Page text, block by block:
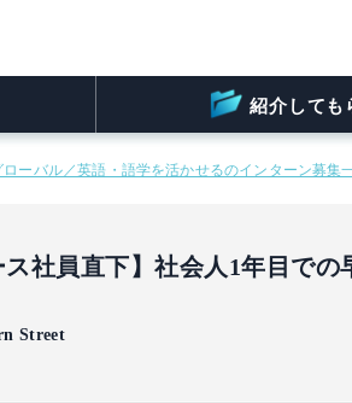
紹介しても
ローバル／英語・語学を活かせるのインターン募集
ス社員直下】社会人1年目で
Street